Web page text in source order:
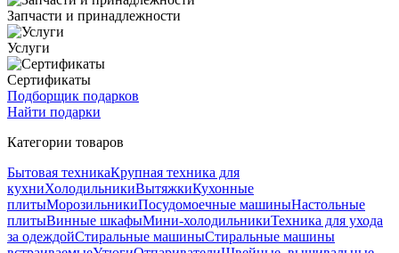
Запчасти и принадлежности
Услуги
Сертификаты
Подборщик подарков
Найти подарки
Категории товаров
Бытовая техникаКрупная техника для
кухниХолодильникиВытяжкиКухонные
плитыМорозильникиПосудомоечные машиныНастольные
плитыВинные шкафыМини-холодильникиТехника для ухода
за одеждойСтиральные машиныСтиральные машины